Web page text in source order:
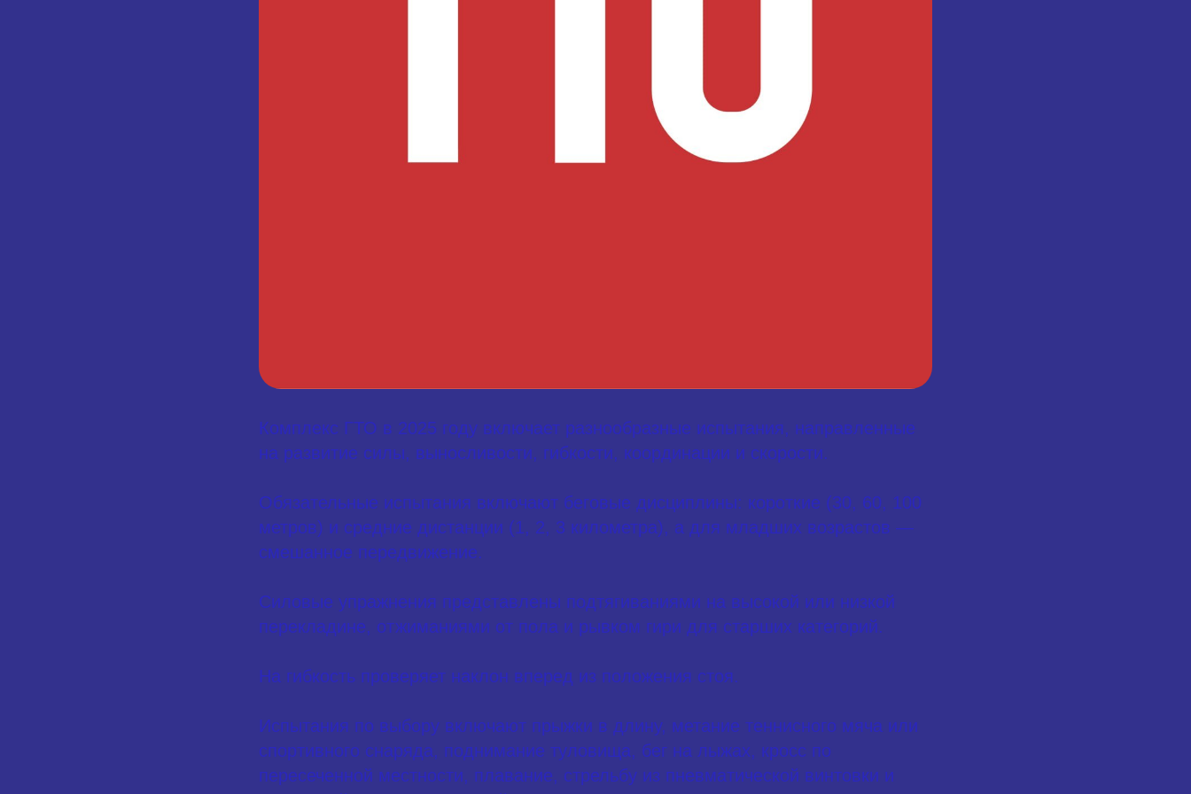
Комплекс ГТО в 2025 году включает разнообразные испытания, направленные
на развитие силы, выносливости, гибкости, координации и скорости.
Обязательные испытания включают беговые дисциплины: короткие (30, 60, 100
метров) и средние дистанции (1, 2, 3 километра), а для младших возрастов —
смешанное передвижение.
Силовые упражнения представлены подтягиваниями на высокой или низкой
перекладине, отжиманиями от пола и рывком гири для старших категорий.
На гибкость проверяет наклон вперед из положения стоя.
Испытания по выбору включают прыжки в длину, метание теннисного мяча или
спортивного снаряда, поднимание туловища, бег на лыжах, кросс по
пересеченной местности, плавание, стрельбу из пневматической винтовки и